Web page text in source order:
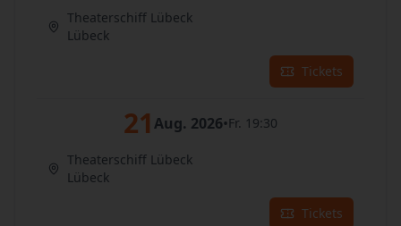
Theaterschiff Lübeck
Lübeck
Tickets
21 Aug. 2026•Fr. 19:30
Theaterschiff Lübeck
Lübeck
Tickets